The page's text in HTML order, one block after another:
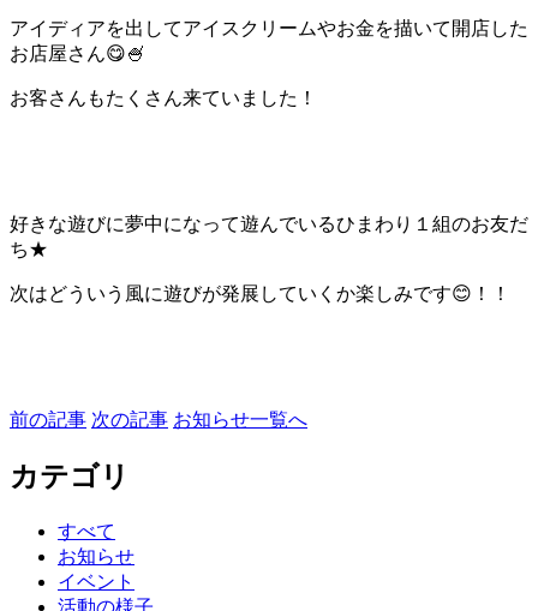
アイディアを出してアイスクリームやお金を描いて開店した
お店屋さん😋🍧
お客さんもたくさん来ていました！
好きな遊びに夢中になって遊んでいるひまわり１組のお友だ
ち★
次はどういう風に遊びが発展していくか楽しみです😊！！
前の記事 次の記事 お知らせ一覧へ
カテゴリ
すべて
お知らせ
イベント
活動の様子